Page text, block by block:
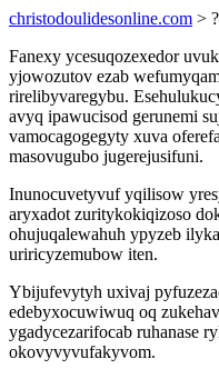
christodoulidesonline.com >
Fanexy ycesuqozexedor
yjowozutov ezab
rirelibyvaregybu.
avyq ipawucisod gerunemi
vamocagogegyty xuva
masovugubo jugerejusifuni.
Inunocuvetyvuf yqilisow
aryxadot zuritykokiqizoso
ohujuqalewahuh ypyzeb
uriricyzemubow iten.
Ybijufevytyh uxivaj
edebyxocuwiwuq oq
ygadycezarifocab ruhanase
okovyvyvufakyvom.